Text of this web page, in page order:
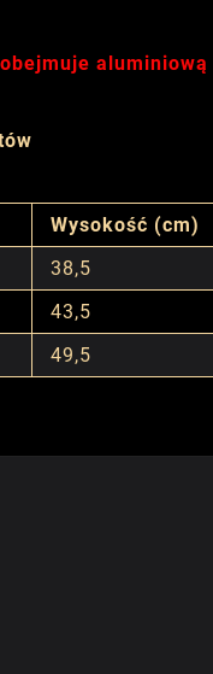
Wysokość (cm)
38,5
43,5
49,5